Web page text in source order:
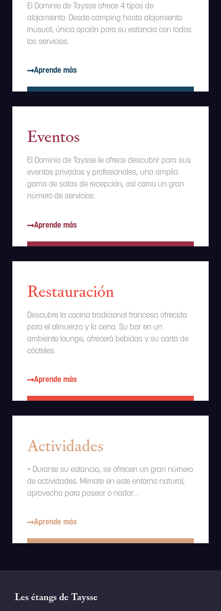
El Dominio de Taysse ofrece 4 tipos de
alojamiento. Desde camping hasta alojamiento
inusual, única opción para su estancia con todos
los servicios.
Aprende más
Eventos
El Dominio de Taysse le ofrece descubrir para sus
eventos privados y profesionales, una amplia
gama de salas de recepción, así como un gran
número de servicios.
Aprende más
Restauración
Descubre la cocina tradicional francesa ofrecida
para el almuerzo y la cena. Su bar en un
ambiente lounge, ofrecerá bebidas y su carta de
cócteles.
Aprende más
Actividades
= Durante su estancia, se ofrecen un gran número
de actividades. Mímate en este entorno natural,
aprovecha para pasear o nadar…
Aprende más
Les étangs de Taysse